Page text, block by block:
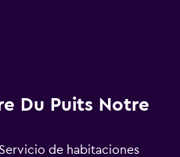
Du Puits Notre
de habitaciones